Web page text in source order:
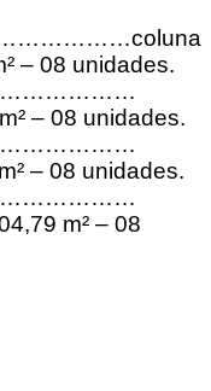
…………………coluna
– 08 unidades.
– 08 unidades.
– 08 unidades.
m² – 08